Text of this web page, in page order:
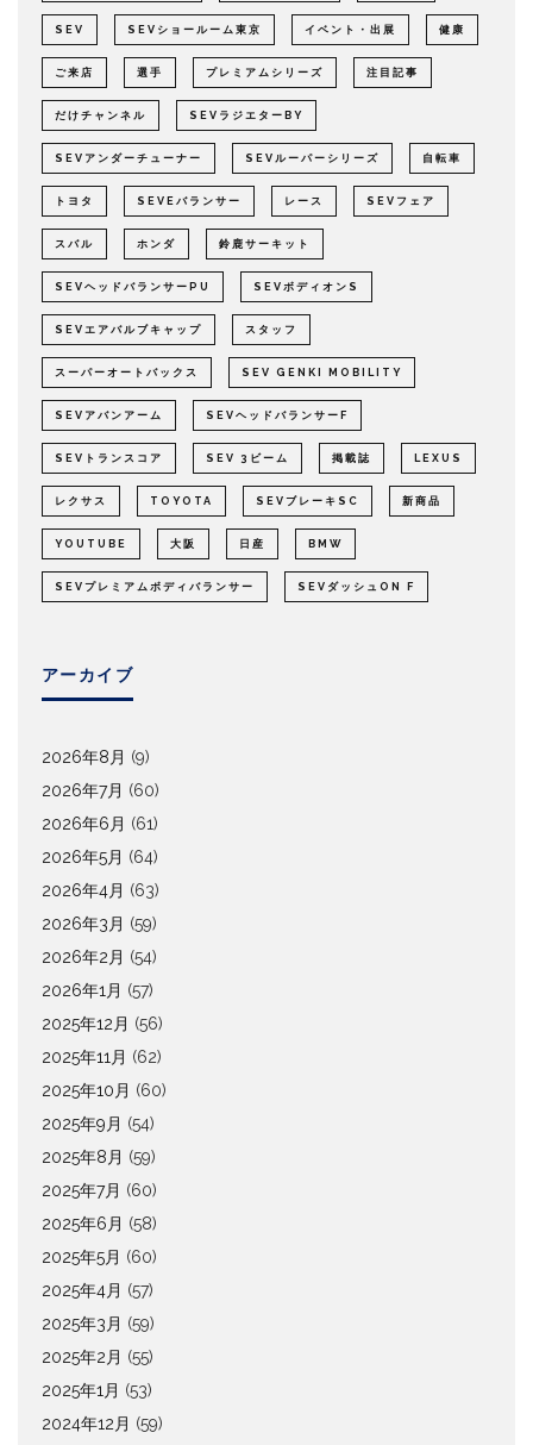
SEV SEVショールーム東京 イベント・出展 健康
ご来店 選手 プレミアムシリーズ 注目記事
だけチャンネル SEVラジエターBY
SEVアンダーチューナー SEVルーパーシリーズ 自転車
トヨタ SEVEバランサー レース SEVフェア
スバル ホンダ 鈴鹿サーキット
SEVヘッドバランサーPU SEVボディオンS
SEVエアバルブキャップ スタッフ
スーパーオートバックス SEV GENKI MOBILITY
SEVアバンアーム SEVヘッドバランサーF
SEVトランスコア SEV 3ビーム 掲載誌 LEXUS
レクサス TOYOTA SEVブレーキSC 新商品
YOUTUBE 大阪 日産 BMW
SEVプレミアムボディバランサー SEVダッシュON F
アーカイブ
2026年8月 (9)
2026年7月 (60)
2026年6月 (61)
2026年5月 (64)
2026年4月 (63)
2026年3月 (59)
2026年2月 (54)
2026年1月 (57)
2025年12月 (56)
2025年11月 (62)
2025年10月 (60)
2025年9月 (54)
2025年8月 (59)
2025年7月 (60)
2025年6月 (58)
2025年5月 (60)
2025年4月 (57)
2025年3月 (59)
2025年2月 (55)
2025年1月 (53)
2024年12月 (59)